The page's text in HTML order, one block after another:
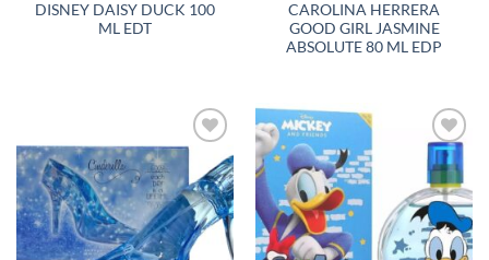
DISNEY DAISY DUCK 100
ML EDT
CAROLINA HERRERA
GOOD GIRL JASMINE
ABSOLUTE 80 ML EDP
AÑADIR
A LA
LISTA
DE
DESEOS
AÑADIR
A LA
LISTA
DE
DESEOS